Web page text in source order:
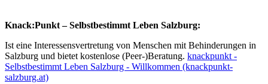
Knack:Punkt – Selbstbestimmt Leben Salzburg:
Ist eine Interessensvertretung von Menschen mit Behinderungen in
Salzburg und bietet kostenlose (Peer-)Beratung. knackpunkt -
Selbstbestimmt Leben Salzburg - Willkommen (knackpunkt-
salzburg.at)